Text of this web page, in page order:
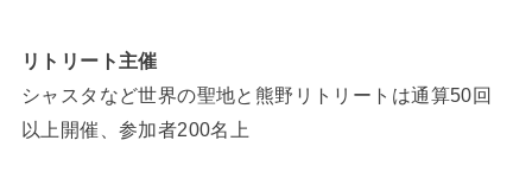
リトリート主催
シャスタなど世界の聖地と熊野リトリートは通算50回
以上開催、参加者200名上